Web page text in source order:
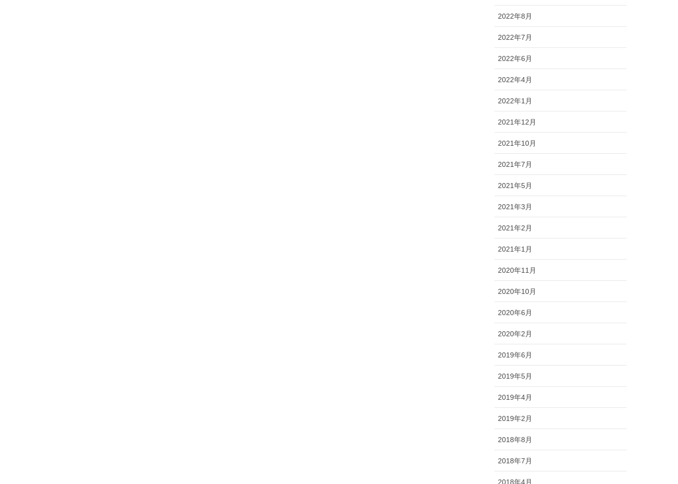
2022年8月
2022年7月
2022年6月
2022年4月
2022年1月
2021年12月
2021年10月
2021年7月
2021年5月
2021年3月
2021年2月
2021年1月
2020年11月
2020年10月
2020年6月
2020年2月
2019年6月
2019年5月
2019年4月
2019年2月
2018年8月
2018年7月
2018年4月